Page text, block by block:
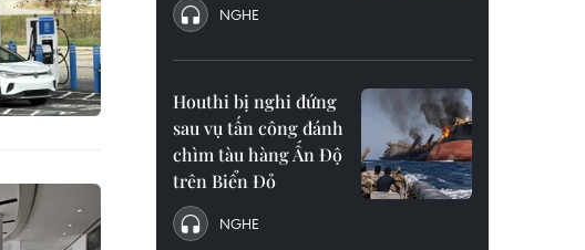
NGHE
Houthi bị nghi đứng
sau vụ tấn công đánh
chìm tàu hàng Ấn Độ
trên Biển Đỏ
NGHE